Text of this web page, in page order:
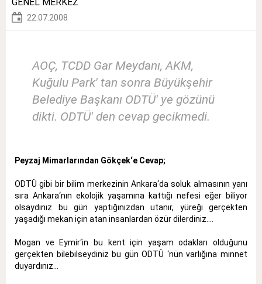
22.07.2008
AOÇ, TCDD Gar Meydanı, AKM,
Kuğulu Park' tan sonra Büyükşehir
Belediye Başkanı ODTÜ' ye gözünü
dikti. ODTÜ' den cevap gecikmedi.
Peyzaj Mimarlarından Gökçek‘e Cevap;
ODTÜ gibi bir bilim merkezinin Ankara‘da soluk almasının yanı
sıra Ankara‘nın ekolojik yaşamına kattığı nefesi eğer biliyor
olsaydınız bu gün yaptığınızdan utanır, yüreği gerçekten
yaşadığı mekan için atan insanlardan özür dilerdiniz....
Mogan ve Eymir‘in bu kent için yaşam odakları olduğunu
gerçekten bilebilseydiniz bu gün ODTÜ ‘nün varlığına minnet
duyardınız...